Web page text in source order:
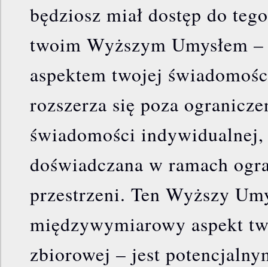
będziosz miał dostęp do
twoim Wyższym Umysłem
aspektem twojej
rozszerza się poza
świadomości
doświadczana w ramach
przestrzeni. Ten Wyższy
międzywymiarowy aspekt
zbiorowej – jest